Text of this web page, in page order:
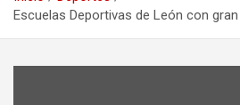
Escuelas Deportivas de León con